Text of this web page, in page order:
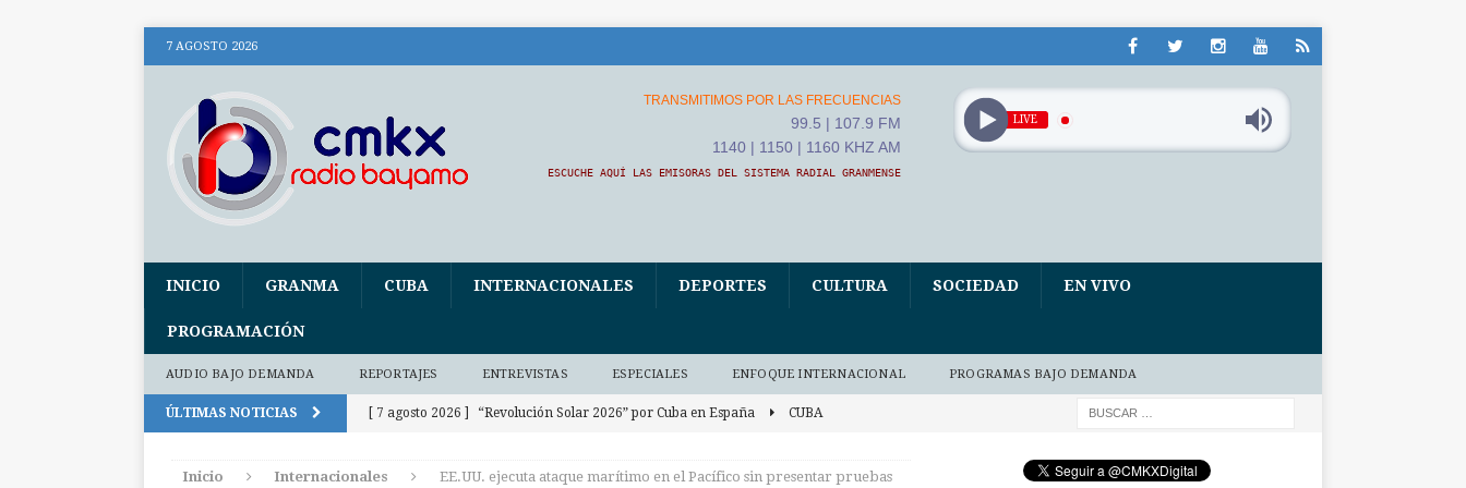
7 AGOSTO 2026
TRANSMITIMOS POR LAS FRECUENCIAS
99.5 | 107.9 FM
1140 | 1150 | 1160 KHZ AM
ESCUCHE AQUÍ LAS EMISORAS DEL SISTEMA RADIAL GRANMENSE
LIVE
INICIO GRANMA CUBA INTERNACIONALES DEPORTES CULTURA SOCIEDAD EN VIVO
PROGRAMACIÓN
AUDIO BAJO DEMANDA REPORTAJES ENTREVISTAS ESPECIALES ENFOQUE INTERNACIONAL PROGRAMAS BAJO DEMANDA
ÚLTIMAS NOTICIAS [ 7 agosto 2026 ] “Revolución Solar 2026” por Cuba en España CUBA
Inicio Internacionales
EE.UU. ejecuta ataque marítimo en el Pacífico sin presentar pruebas